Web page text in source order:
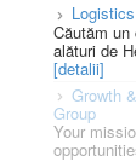
Căutăm
alături de
[detalii]
Growth
Group
Your